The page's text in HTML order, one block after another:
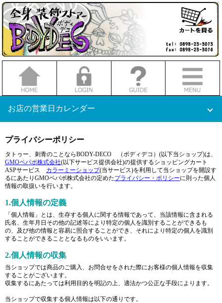
お店の営業日カレンダー
日
月 火 水 木
5
6 7 8 9 10
11
12
13 14 15 16 17
18
19
20 21 22 23 24
25
26
27 28 29 30
3
4 5 6 7 8
9
10
11 12 13 14 15
16
17
18 19 20 21 22
23
プライバシーポリシー
タトゥー、刺青のことならBODY-DECO （ボディデコ）(以下当ショップ)は、
GMOペパボ株式会社(以下サービス提供会社)の提供するショッピングカート
ASPサービス カラーミーショップ(当サービス)を利用して当ショップを開設す
るにあたりGMOペパボ株式会社の定めたプライバシー・ポリシーに則った個人
情報の取扱いを行います。
1.個人情報の定義
「個人情報」とは、生存する個人に関する情報であって、当該情報に含まれる
氏名、生年月日その他の記述等により特定の個人を識別することができるも
の、及び他の情報と容易に照合することができ、それにより特定の個人を識別
することができることとなるものをいいます。
2.個人情報の収集
当ショップでは商品のご購入、お問合せをされた際にお客様の個人情報を収集
することがございます。
収集するにあたっては利用目的を明記の上、適法かつ公正な手段によります。
当ショップで収集する個人情報は以下の通りです。